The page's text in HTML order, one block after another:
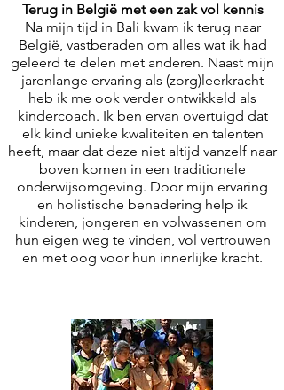
Terug in België met een zak vol kennis
Na mijn tijd in Bali kwam ik terug naar
België, vastberaden om alles wat ik had
geleerd te delen met anderen. Naast mijn
jarenlange ervaring als (zorg)leerkracht
heb ik me ook verder ontwikkeld als
kindercoach. Ik ben ervan overtuigd dat
elk kind unieke kwaliteiten en talenten
heeft, maar dat deze niet altijd vanzelf naar
boven komen in een traditionele
onderwijsomgeving. Door mijn ervaring
en holistische benadering help ik
kinderen, jongeren en volwassenen om
hun eigen weg te vinden, vol vertrouwen
en met oog voor hun innerlijke kracht.